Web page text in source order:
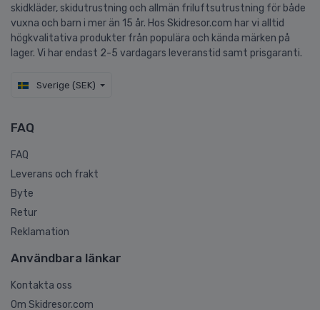
skidkläder, skidutrustning och allmän friluftsutrustning för både
vuxna och barn i mer än 15 år. Hos Skidresor.com har vi alltid
högkvalitativa produkter från populära och kända märken på
lager. Vi har endast 2-5 vardagars leveranstid samt prisgaranti.
Sverige (SEK)
FAQ
FAQ
Leverans och frakt
Byte
Retur
Reklamation
Användbara länkar
Kontakta oss
Om Skidresor.com